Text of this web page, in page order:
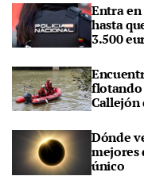
Entra en
hasta
3.500
flotando
Callejón
Dónde
mejores
único